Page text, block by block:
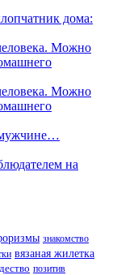
дома:
Можно
Можно
на
знакомство
вязаная жилетка
позитив